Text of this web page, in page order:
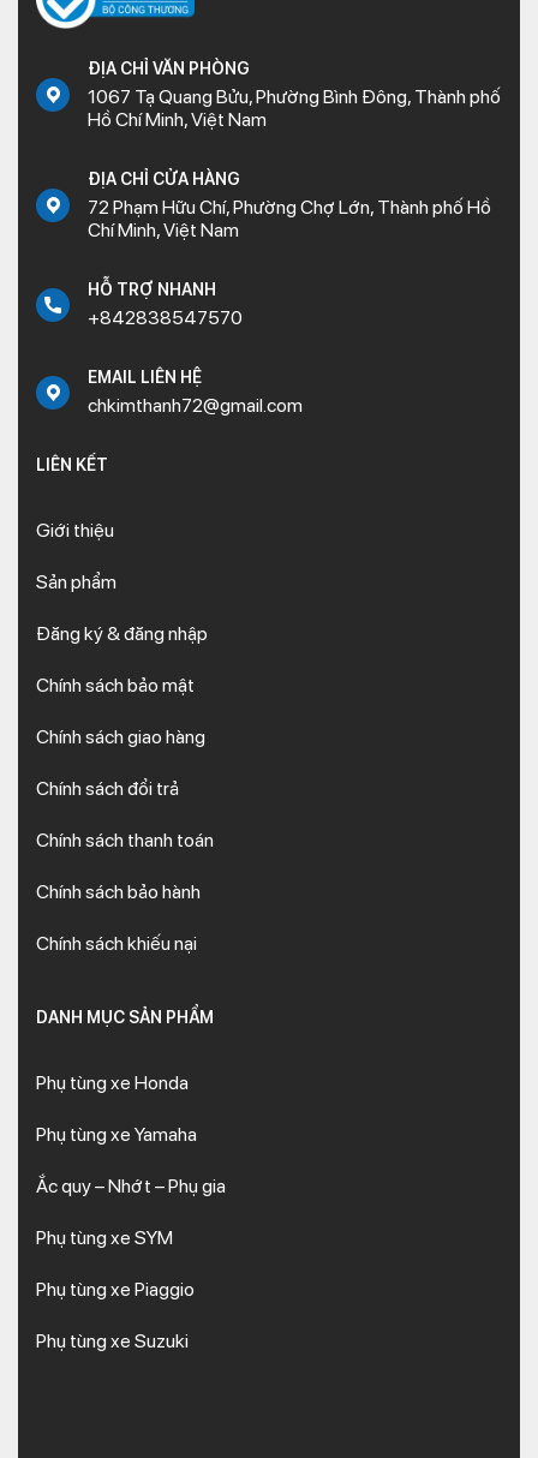
ĐỊA CHỈ VĂN PHÒNG
1067 Tạ Quang Bửu, Phường Bình Đông, Thành phố
Hồ Chí Minh, Việt Nam
ĐỊA CHỈ CỬA HÀNG
72 Phạm Hữu Chí, Phường Chợ Lớn, Thành phố Hồ
Chí Minh, Việt Nam
HỖ TRỢ NHANH
+842838547570
EMAIL LIÊN HỆ
chkimthanh72@gmail.com
LIÊN KẾT
Giới thiệu
Sản phẩm
Đăng ký & đăng nhập
Chính sách bảo mật
Chính sách giao hàng
Chính sách đổi trả
Chính sách thanh toán
Chính sách bảo hành
Chính sách khiếu nại
DANH MỤC SẢN PHẨM
Phụ tùng xe Honda
Phụ tùng xe Yamaha
Ắc quy – Nhớt – Phụ gia
Phụ tùng xe SYM
Phụ tùng xe Piaggio
Phụ tùng xe Suzuki